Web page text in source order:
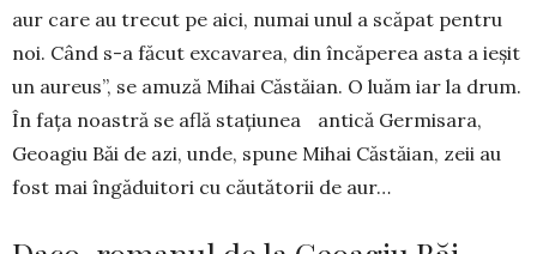
aur care au trecut pe aici, numai unul a scăpat pentru
noi. Când s-a făcut excavarea, din încăperea asta a ieșit
un aureus”, se amuză Mihai Căstăian. O luăm iar la drum.
În fața noastră se află stațiunea antică Germisara,
Geoagiu Băi de azi, unde, spune Mihai Căstăian, zeii au
fost mai în­găduitori cu căutătorii de aur…